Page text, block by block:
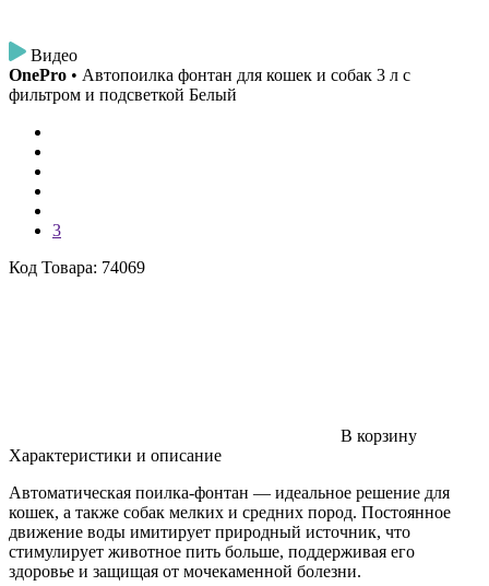
Видео
OnePro • Автопоилка фонтан для кошек и собак 3 л с
фильтром и подсветкой Белый
3
Код Товара: 74069
В корзину
Характеристики и описание
Автоматическая поилка-фонтан — идеальное решение для
кошек, а также собак мелких и средних пород. Постоянное
движение воды имитирует природный источник, что
стимулирует животное пить больше, поддерживая его
здоровье и защищая от мочекаменной болезни.